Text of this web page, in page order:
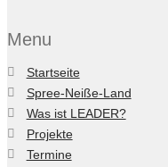
Menu
Startseite
Spree-Neiße-Land
Was ist LEADER?
Projekte
Termine